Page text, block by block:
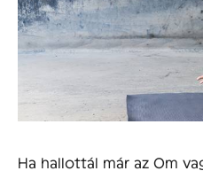
Ha hallottál már az Om